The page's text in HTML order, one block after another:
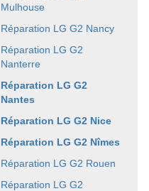
Mulhouse
Réparation LG G2 Nancy
Réparation LG G2
Nanterre
Réparation LG G2
Nantes
Réparation LG G2 Nice
Réparation LG G2 Nîmes
Réparation LG G2 Rouen
Réparation LG G2